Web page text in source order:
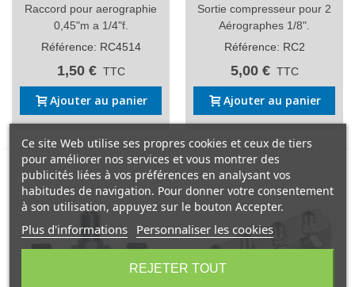
Raccord pour aerographie
0,45"m a 1/4"f.
Référence: RC4514
1,50 € TTC
Ajouter au panier
Sortie compresseur pour 2
Aérographes 1/8".
Référence: RC2
5,00 € TTC
Ajouter au panier
Ce site Web utilise ses propres cookies et ceux de tiers
pour améliorer nos services et vous montrer des
publicités liées à vos préférences en analysant vos
habitudes de navigation. Pour donner votre consentement
à son utilisation, appuyez sur le bouton Accepter.
Plus d'informations Personnaliser les cookies
REJETER TOUT